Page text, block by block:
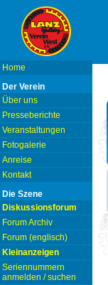
Home
Der Verein
Über uns
Presseberichte
Veranstaltungen
Fotogalerie
Anreise
Kontakt
Die Szene
Diskussionsforum
Forum Archiv
Forum (englisch)
Kleinanzeigen
Seriennummern
anmelden / suchen